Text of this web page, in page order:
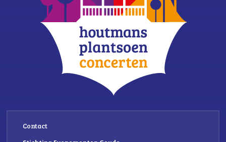
Contact